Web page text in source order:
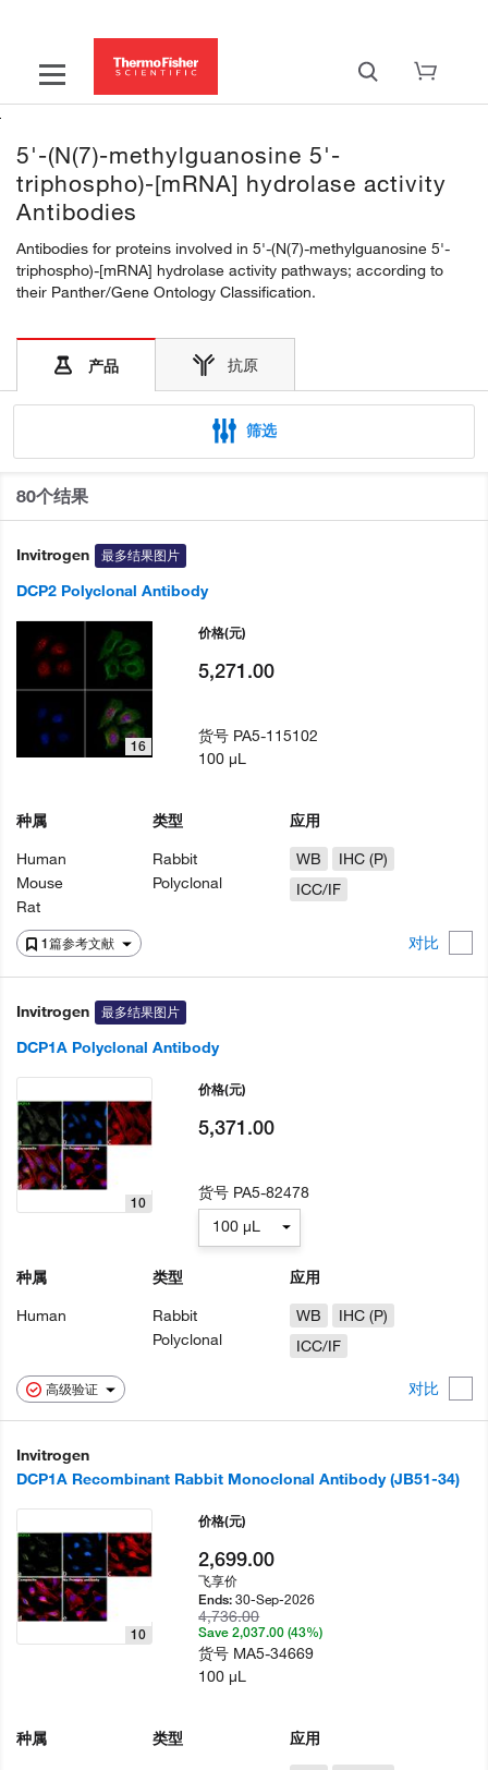
5'-(N(7)-methylguanosine 5'-
triphospho)-[mRNA] hydrolase activity
Antibodies
Antibodies for proteins involved in 5'-(N(7)-methylguanosine 5'-
triphospho)-[mRNA] hydrolase activity pathways; according to
their Panther/Gene Ontology Classification.
产品 抗原
筛选
80个结果
Invitrogen 最多结果图片
DCP2 Polyclonal Antibody
1篇参考文献 对比
16
种属
Human
Mouse
Rat
类型
Rabbit
Polyclonal
应用
WB
IHC (P)
ICC/IF
价格(元)
5,271.00
货号 PA5-115102
100 µL
Invitrogen 最多结果图片
DCP1A Polyclonal Antibody
高级验证 对比
10
种属
Human
类型
Rabbit
Polyclonal
应用
WB
IHC (P)
ICC/IF
价格(元)
5,371.00
货号 PA5-82478
100 µL
Invitrogen
DCP1A Recombinant Rabbit Monoclonal Antibody (JB51-34)
10
种属
类型
应用
价格(元)
2,699.00
飞享价
Ends:30-Sep-2026
4,736.00
Save 2,037.00 (43%)
货号 MA5-34669
100 µL